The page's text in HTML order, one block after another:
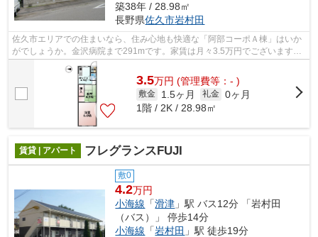
築38年 / 28.98㎡
長野県佐久市岩村田
佐久市エリアでの住まいなら、住み心地も快適な「阿部コーポＡ棟」はいか
がでしょうか。金沢病院まで291mです。家賃は月々3.5万円でございます。
お部屋探しをするなら、当社にご連絡下...
3.5万円 (管理費等：- )
敷金 1.5ヶ月 礼金 0ヶ月
1階 / 2K / 28.98㎡
賃貸 | アパート フレグランスFUJI
敷0
4.2万円
小海線 「滑津 」駅 バス12分 「岩村田
（バス）」 停歩14分
小海線 「岩村田 」駅 徒歩19分